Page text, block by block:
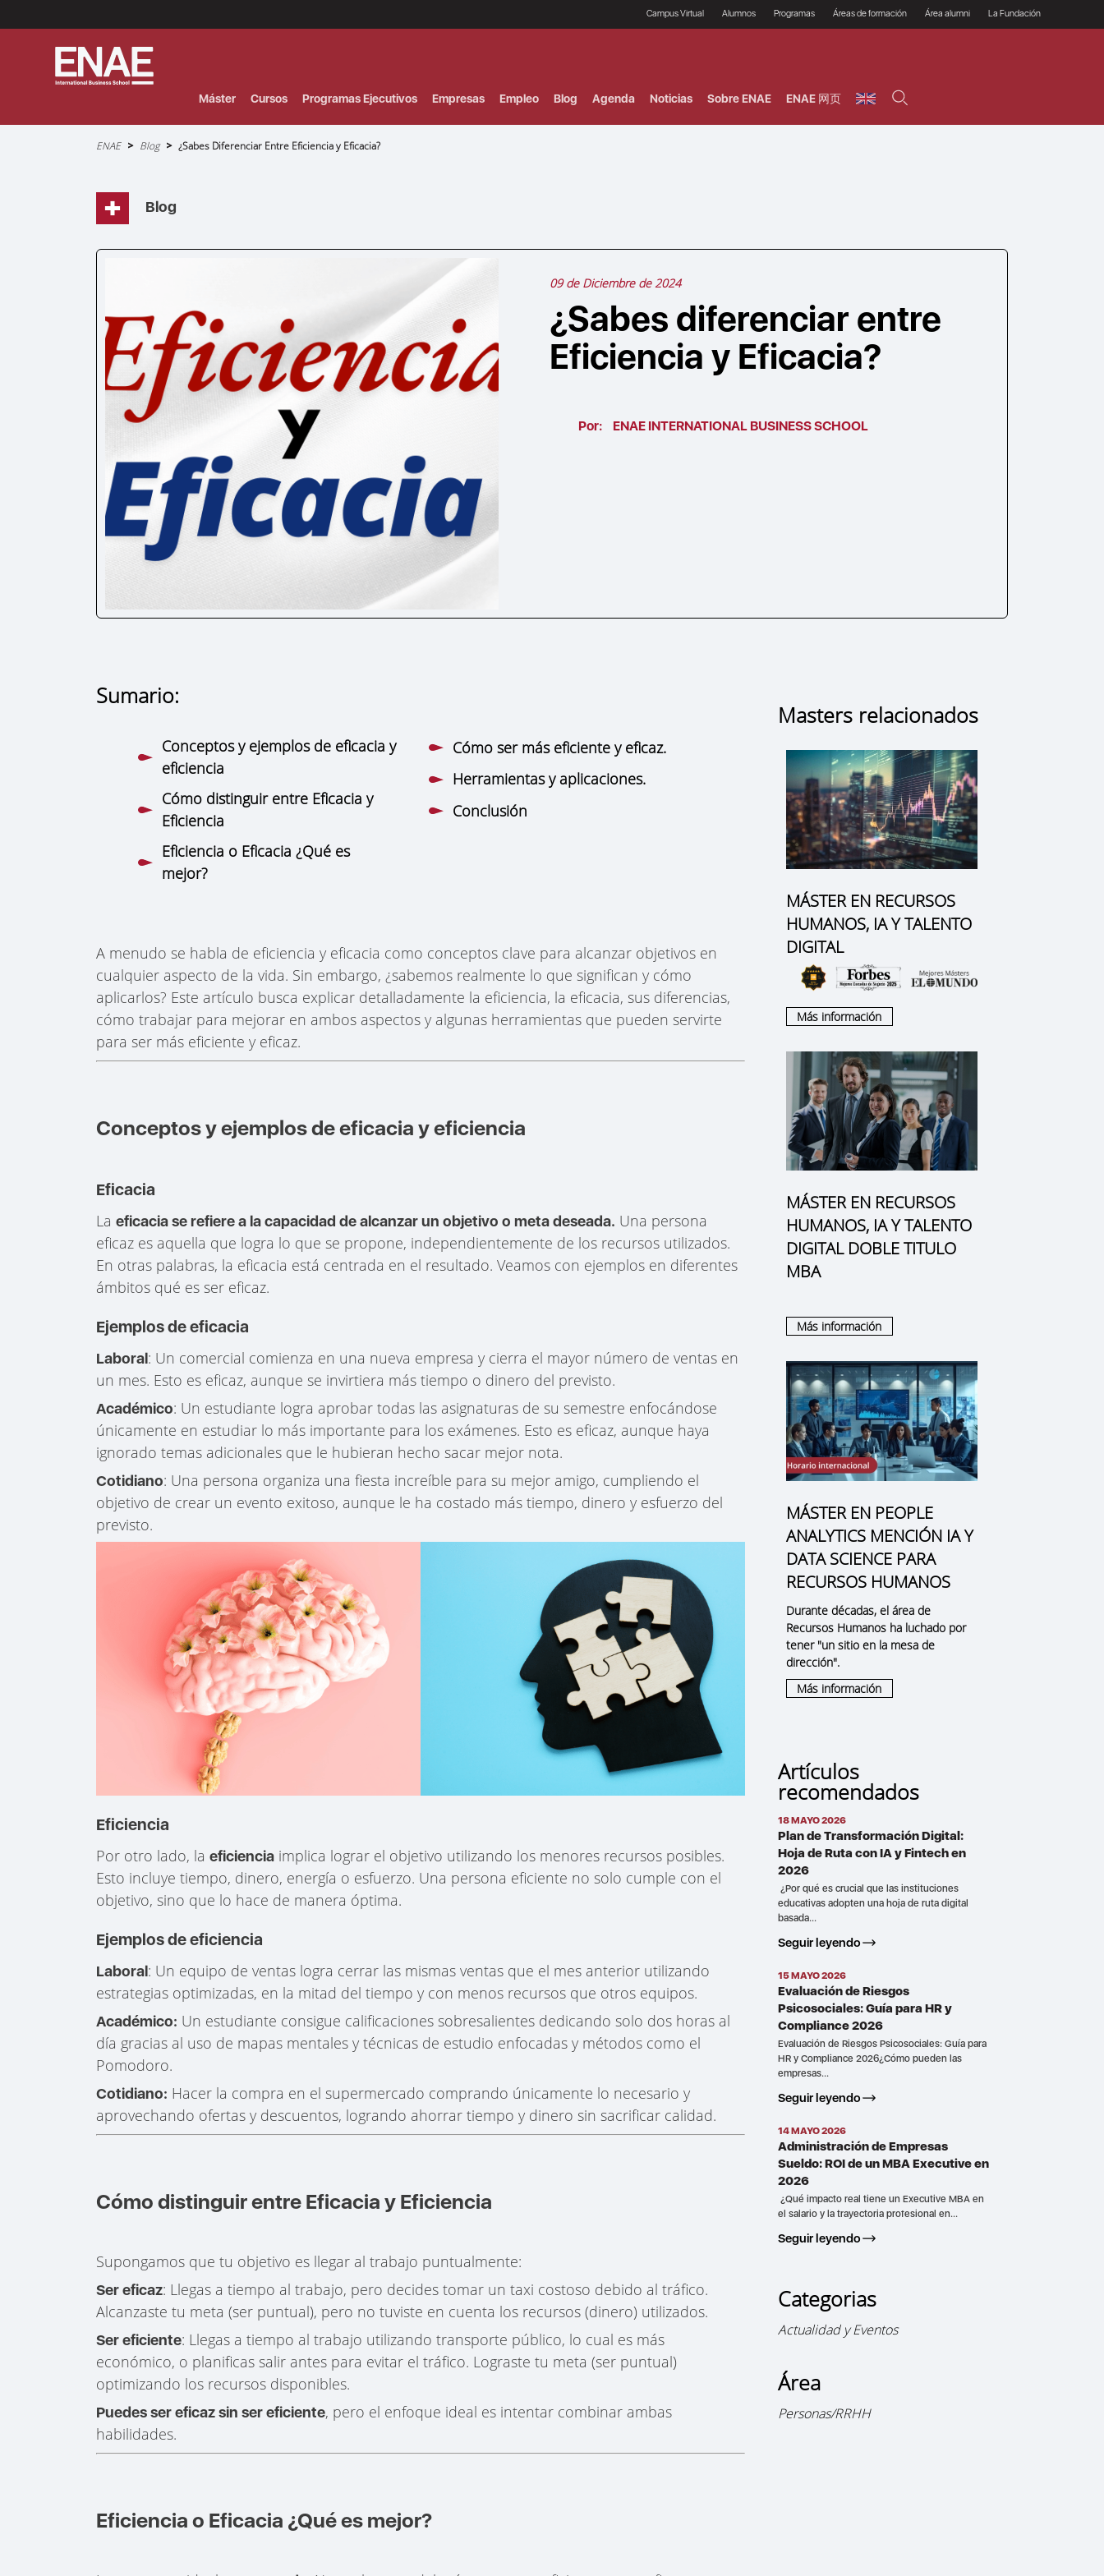
Campus Virtual Alumnos
Prácticas en empresas
Programas
Programas Ejecutivos
Áreas de formación
Riesgos
Área alumni La Fundación
Máster Cursos Programas Ejecutivos Empresas Empleo Blog Agenda Noticias Sobre ENAE ENAE 网页
Sobrescribir
la
navegación
ENAE Blog ¿Sabes Diferenciar Entre Eficiencia y Eficacia?
Blog
09 de Diciembre de 2024
¿Sabes diferenciar entre
Eficiencia y Eficacia?
Por: ENAE INTERNATIONAL BUSINESS SCHOOL
Sumario:
Conceptos y ejemplos de eficacia y
eficiencia
Cómo distinguir entre Eficacia y
Eficiencia
Eficiencia o Eficacia ¿Qué es
mejor?
Cómo ser más eficiente y eficaz.
Herramientas y aplicaciones.
Conclusión
A menudo se habla de eficiencia y eficacia como conceptos clave para alcanzar objetivos en
cualquier aspecto de la vida. Sin embargo, ¿sabemos realmente lo que significan y cómo
aplicarlos? Este artículo busca explicar detalladamente la eficiencia, la eficacia, sus diferencias,
cómo trabajar para mejorar en ambos aspectos y algunas herramientas que pueden servirte
para ser más eficiente y eficaz.
Conceptos y ejemplos de eficacia y eficiencia
Eficacia
Laeficaciase refiere a la capacidad de alcanzar un objetivo o meta deseada. Una persona
eficaz es aquella que logra lo que se propone, independientemente de los recursos utilizados.
En otras palabras, la eficacia está centrada en el resultado. Veamos con ejemplos en diferentes
ámbitos qué es ser eficaz.
Ejemplos de eficacia
Laboral: Un comercial comienza en una nueva empresa y cierra el mayor número de ventas en
un mes. Esto es eficaz, aunque se invirtiera más tiempo o dinero del previsto.
Académico: Un estudiante logra aprobar todas las asignaturas de su semestre enfocándose
únicamente en estudiar lo más importante para los exámenes. Esto es eficaz, aunque haya
ignorado temas adicionales que le hubieran hecho sacar mejor nota.
Cotidiano: Una persona organiza una fiesta increíble para su mejor amigo, cumpliendo el
objetivo de crear un evento exitoso, aunque le ha costado más tiempo, dinero y esfuerzo del
previsto.
Eficiencia
Por otro lado, laeficiencia implica lograr el objetivo utilizando los menores recursos posibles.
Esto incluye tiempo, dinero, energía o esfuerzo. Una persona eficiente no solo cumple con el
objetivo, sino que lo hace de manera óptima.
Ejemplos de eficiencia
Laboral: Un equipo de ventas logra cerrar las mismas ventas que el mes anterior utilizando
estrategias optimizadas, en la mitad del tiempo y con menos recursos que otros equipos.
Académico: Un estudiante consigue calificaciones sobresalientes dedicando solo dos horas al
día gracias al uso de mapas mentales y técnicas de estudio enfocadas y métodos como el
Pomodoro.
Cotidiano: Hacer la compra en el supermercado comprando únicamente lo necesario y
aprovechando ofertas y descuentos, logrando ahorrar tiempo y dinero sin sacrificar calidad.
Cómo distinguir entre Eficacia y Eficiencia
Supongamos que tu objetivo es llegar al trabajo puntualmente:
Ser eficaz: Llegas a tiempo al trabajo, pero decides tomar un taxi costoso debido al tráfico.
Alcanzaste tu meta (ser puntual), pero no tuviste en cuenta los recursos (dinero) utilizados.
Ser eficiente: Llegas a tiempo al trabajo utilizando transporte público, lo cual es más
económico, o planificas salir antes para evitar el tráfico. Lograste tu meta (ser puntual)
optimizando los recursos disponibles.
Puedes ser eficaz sin ser eficiente, pero el enfoque ideal es intentar combinar ambas
habilidades.
Eficiencia o Eficacia ¿Qué es mejor?
Masters relacionados
MÁSTER EN RECURSOS
HUMANOS, IA Y TALENTO
DIGITAL
Más información
MÁSTER EN RECURSOS
HUMANOS, IA Y TALENTO
DIGITAL DOBLE TITULO
MBA
Más información
MÁSTER EN PEOPLE
ANALYTICS MENCIÓN IA Y
DATA SCIENCE PARA
RECURSOS HUMANOS
Durante décadas, el área de
Recursos Humanos ha luchado por
tener "un sitio en la mesa de
dirección".
Más información
Artículos
recomendados
18 MAYO 2026
Plan de Transformación Digital:
Hoja de Ruta con IA y Fintech en
2026
¿Por qué es crucial que las instituciones
educativas adopten una hoja de ruta digital
basada...
Seguir leyendo
15 MAYO 2026
Evaluación de Riesgos
Psicosociales: Guía para HR y
Compliance 2026
Evaluación de Riesgos Psicosociales: Guía para
HR y Compliance 2026¿Cómo pueden las
empresas...
Seguir leyendo
14 MAYO 2026
Administración de Empresas
Sueldo: ROI de un MBA Executive en
2026
¿Qué impacto real tiene un Executive MBA en
el salario y la trayectoria profesional en...
Seguir leyendo
Categorias
Actualidad y Eventos
Área
Personas/RRHH